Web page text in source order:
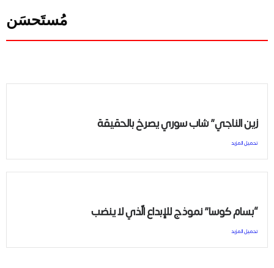
مُستَحسَن
زين الناجي” شاب سوري يصرخ بالحقيقة
تحميل المزيد
“بسام كوسا” نموذج للإبداع الّذي لا ينضب
تحميل المزيد